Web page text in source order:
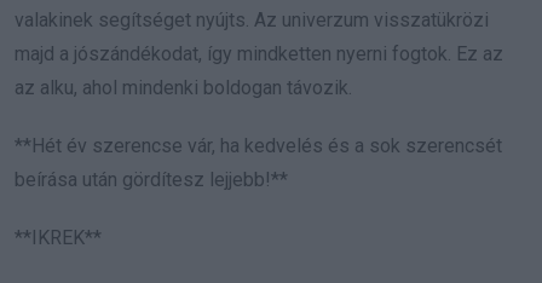
valakinek segítséget nyújts. Az univerzum visszatükrözi
majd a jószándékodat, így mindketten nyerni fogtok. Ez az
az alku, ahol mindenki boldogan távozik.
**Hét év szerencse vár, ha kedvelés és a sok szerencsét
beírása után gördítesz lejjebb!**
**IKREK**